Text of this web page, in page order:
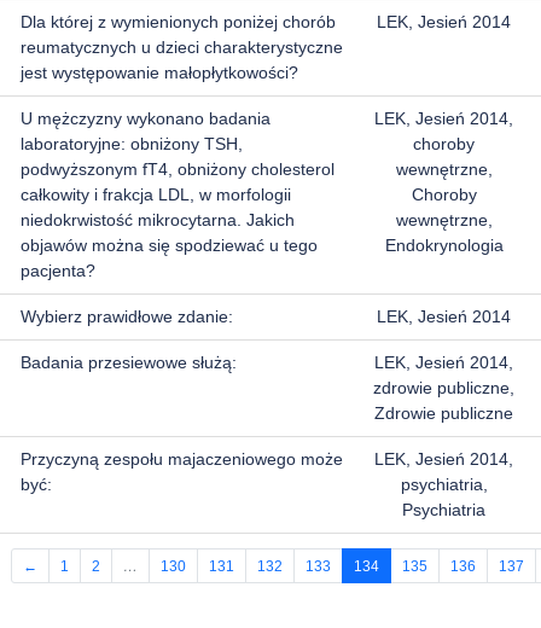
Dla której z wymienionych poniżej chorób
reumatycznych u dzieci charakterystyczne
jest występowanie małopłytkowości?
LEK, Jesień 2014
U mężczyzny wykonano badania
laboratoryjne: obniżony TSH,
podwyższonym fT4, obniżony cholesterol
całkowity i frakcja LDL, w morfologii
niedokrwistość mikrocytarna. Jakich
objawów można się spodziewać u tego
pacjenta?
LEK, Jesień 2014,
choroby
wewnętrzne,
Choroby
wewnętrzne,
Endokrynologia
Wybierz prawidłowe zdanie: LEK, Jesień 2014
Badania przesiewowe służą:
LEK, Jesień 2014,
zdrowie publiczne,
Zdrowie publiczne
Przyczyną zespołu majaczeniowego może
być:
LEK, Jesień 2014,
psychiatria,
Psychiatria
← 1 2 … 130 131 132 133 134 135 136 137